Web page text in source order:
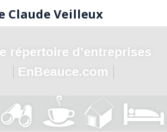
Claude Veilleux